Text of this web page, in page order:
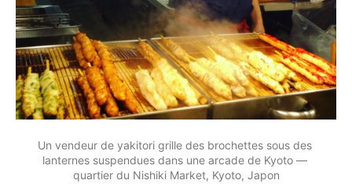
Un vendeur de yakitori grille des brochettes sous des
lanternes suspendues dans une arcade de Kyoto —
quartier du Nishiki Market, Kyoto, Japon